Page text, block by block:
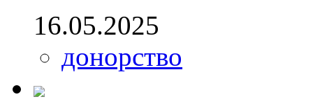
16.05.2025
донорство